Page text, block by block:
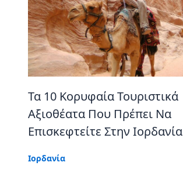
Τα 10 Κορυφαία Τουριστικά
Αξιοθέατα Που Πρέπει Να
Επισκεφτείτε Στην Ιορδανία
Ιορδανία